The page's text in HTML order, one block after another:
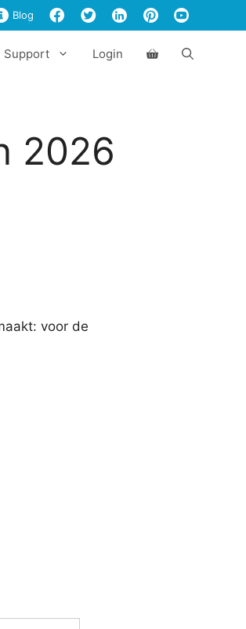
Blog
Support Login
2026
voor de
€37,00